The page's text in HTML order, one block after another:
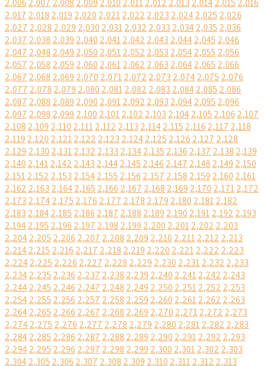
2,006 2,007 2,008 2,009 2,010 2,0112,012 2,013 2,0142,015 2,016
2,017 2,018 2,019 2,020 2,0212,022 2,023 2,0242,025 2,026
2,027 2,028 2,029 2,030 2,0312,032 2,033 2,0342,035 2,036
2,037 2,038 2,039 2,040 2,0412,042 2,043 2,0442,045 2,046
2,047 2,048 2,049 2,050 2,0512,052 2,053 2,0542,055 2,056
2,057 2,058 2,059 2,060 2,0612,062 2,063 2,0642,065 2,066
2,067 2,068 2,069 2,070 2,0712,072 2,073 2,0742,075 2,076
2,077 2,078 2,079 2,080 2,0812,082 2,083 2,0842,085 2,086
2,087 2,088 2,089 2,090 2,0912,092 2,093 2,0942,095 2,096
2,097 2,098 2,099 2,100 2,1012,102 2,103 2,1042,105 2,106 2,107
2,108 2,109 2,110 2,1112,112 2,113 2,1142,115 2,116 2,117 2,118
2,119 2,120 2,1212,122 2,123 2,1242,125 2,126 2,127 2,128
2,129 2,130 2,1312,132 2,133 2,1342,135 2,136 2,137 2,138 2,139
2,140 2,1412,142 2,143 2,1442,145 2,146 2,147 2,148 2,149 2,150
2,1512,152 2,153 2,1542,155 2,156 2,157 2,158 2,159 2,160 2,161
2,162 2,163 2,1642,165 2,166 2,167 2,168 2,169 2,170 2,1712,172
2,173 2,1742,175 2,176 2,177 2,178 2,179 2,180 2,1812,182
2,183 2,1842,185 2,186 2,187 2,188 2,189 2,190 2,1912,192 2,193
2,1942,195 2,196 2,197 2,198 2,199 2,200 2,2012,202 2,203
2,2042,205 2,206 2,207 2,208 2,209 2,210 2,2112,212 2,213
2,2142,215 2,216 2,217 2,218 2,219 2,220 2,2212,222 2,223
2,2242,225 2,226 2,227 2,228 2,229 2,230 2,2312,232 2,233
2,2342,235 2,236 2,237 2,238 2,239 2,240 2,2412,242 2,243
2,2442,245 2,246 2,247 2,248 2,249 2,250 2,2512,252 2,253
2,2542,255 2,256 2,257 2,258 2,259 2,260 2,2612,262 2,263
2,2642,265 2,266 2,267 2,268 2,269 2,270 2,2712,272 2,273
2,2742,275 2,276 2,277 2,278 2,279 2,280 2,2812,282 2,283
2,2842,285 2,286 2,287 2,288 2,289 2,290 2,2912,292 2,293
2,2942,295 2,296 2,297 2,298 2,299 2,300 2,3012,302 2,303
2,3042,305 2,306 2,307 2,308 2,309 2,310 2,3112,312 2,313